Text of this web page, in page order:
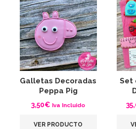
Galletas Decoradas
Peppa Pig
3,50€ Iva Incluido
VER PRODUCTO
Set